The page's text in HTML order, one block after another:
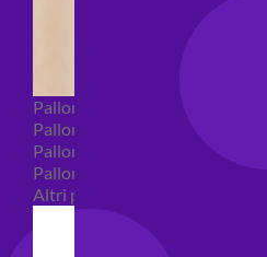
Palloncini Bubble
Palloncini numeri e lettere
Palloncini numeri e lettere
Palloncini numeri e lettere
Altri palloncini numeri e lettere